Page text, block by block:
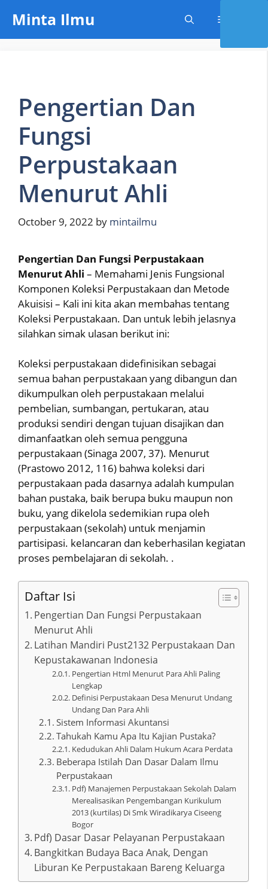
content
Minta Ilmu
Pengertian Dan
Fungsi
Perpustakaan
Menurut Ahli
October 9, 2022 by mintailmu
Pengertian Dan Fungsi Perpustakaan
Menurut Ahli – Memahami Jenis Fungsional
Komponen Koleksi Perpustakaan dan Metode
Akuisisi – Kali ini kita akan membahas tentang
Koleksi Perpustakaan. Dan untuk lebih jelasnya
silahkan simak ulasan berikut ini:
Koleksi perpustakaan didefinisikan sebagai
semua bahan perpustakaan yang dibangun dan
dikumpulkan oleh perpustakaan melalui
pembelian, sumbangan, pertukaran, atau
produksi sendiri dengan tujuan disajikan dan
dimanfaatkan oleh semua pengguna
perpustakaan (Sinaga 2007, 37). Menurut
(Prastowo 2012, 116) bahwa koleksi dari
perpustakaan pada dasarnya adalah kumpulan
bahan pustaka, baik berupa buku maupun non
buku, yang dikelola sedemikian rupa oleh
perpustakaan (sekolah) untuk menjamin
partisipasi. kelancaran dan keberhasilan kegiatan
proses pembelajaran di sekolah. .
Daftar Isi
Pengertian Dan Fungsi Perpustakaan
Menurut Ahli
Latihan Mandiri Pust2132 Perpustakaan Dan
Kepustakawanan Indonesia
Pengertian Html Menurut Para Ahli Paling
Lengkap
Definisi Perpustakaan Desa Menurut Undang
Undang Dan Para Ahli
Sistem Informasi Akuntansi
Tahukah Kamu Apa Itu Kajian Pustaka?
Kedudukan Ahli Dalam Hukum Acara Perdata
Beberapa Istilah Dan Dasar Dalam Ilmu
Perpustakaan
Pdf) Manajemen Perpustakaan Sekolah Dalam
Merealisasikan Pengembangan Kurikulum
2013 (kurtilas) Di Smk Wiradikarya Ciseeng
Bogor
Pdf) Dasar Dasar Pelayanan Perpustakaan
Bangkitkan Budaya Baca Anak, Dengan
Liburan Ke Perpustakaan Bareng Keluarga